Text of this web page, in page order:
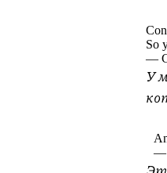
So
—
У
—